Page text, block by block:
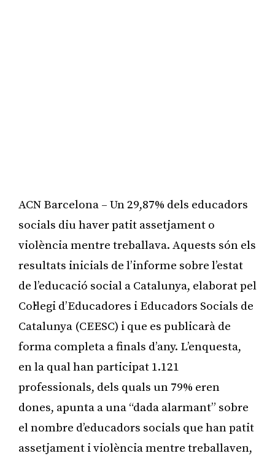
ACN Barcelona – Un 29,87% dels educadors
socials diu haver patit assetjament o
violència mentre treballava. Aquests són els
resultats inicials de l’informe sobre l’estat
de l’educació social a Catalunya, elaborat pel
Col·legi d’Educadores i Educadors Socials de
Catalunya (CEESC) i que es publicarà de
forma completa a finals d’any. L’enquesta,
en la qual han participat 1.121
professionals, dels quals un 79% eren
dones, apunta a una “dada alarmant” sobre
el nombre d’educadors socials que han patit
assetjament i violència mentre treballaven,